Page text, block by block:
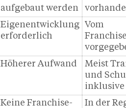
aufgebaut werden
Eigenentwicklung
erforderlich
Vom
Höherer Aufwand
Meist
und
inklusive
Keine Franchise-
In der